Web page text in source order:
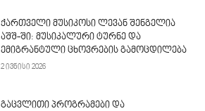
ქართველი მუსიკოსი ლევან შენგელია
აშშ-ში: მუსიკალური ტურნე და
ემიგრანტული ცხოვრების გამოცდილება
2 ივნისი 2026
გაცვლითი პროგრამები და